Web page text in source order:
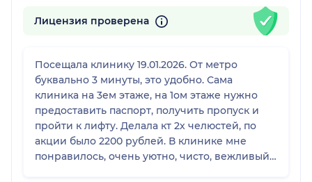
Лицензия проверена
Посещала клинику 19.01.2026. От метро
буквально 3 минуты, это удобно. Сама
клиника на 3ем этаже, на 1ом этаже нужно
предоставить паспорт, получить пропуск и
пройти к лифту. Делала кт 2х челюстей, по
акции было 2200 рублей. В клинике мне
понравилось, очень уютно, чисто, вежливый